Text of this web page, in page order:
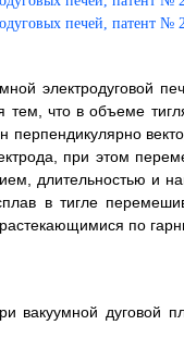
электродуговой
что в объеме
при этом
длительностью и
в тигле
по
вакуумной дуговой